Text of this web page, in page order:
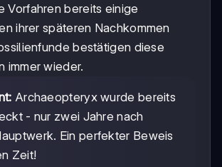
Vorfahren bereits einige
ihrer späteren Nachkommen
bestätigen diese
immer wieder.
Archaeopteryx wurde bereits
- nur zwei Jahre nach
Ein perfekter Beweis
Zeit!